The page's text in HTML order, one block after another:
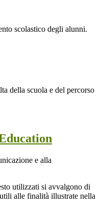
scolastico degli alunni.
della scuola e del percorso
e alla
utilizzati si avvalgono di
alle finalità illustrate nella